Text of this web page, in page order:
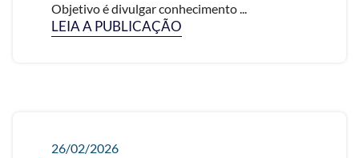
Objetivo é divulgar conhecimento ...
LEIA A PUBLICAÇÃO
26/02/2026